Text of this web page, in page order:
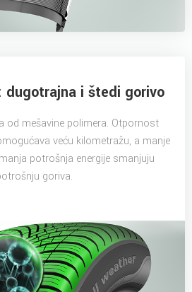
dugotrajna i štedi gorivo
od mešavine polimera. Otpornost
veću kilometražu, a manje
potrošnja energije smanjuju
goriva.